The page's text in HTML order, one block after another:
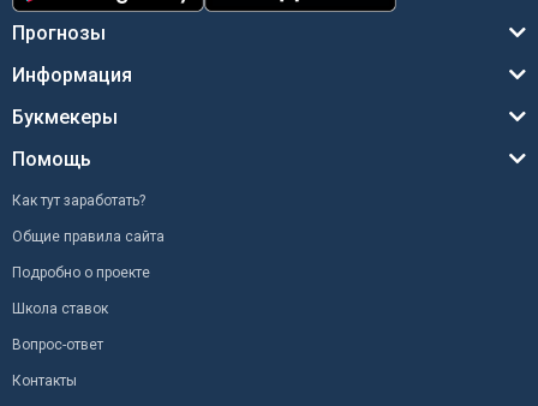
Прогнозы
Информация
Букмекеры
Помощь
Как тут заработать?
Общие правила сайта
Подробно о проекте
Школа ставок
Вопрос-ответ
Контакты